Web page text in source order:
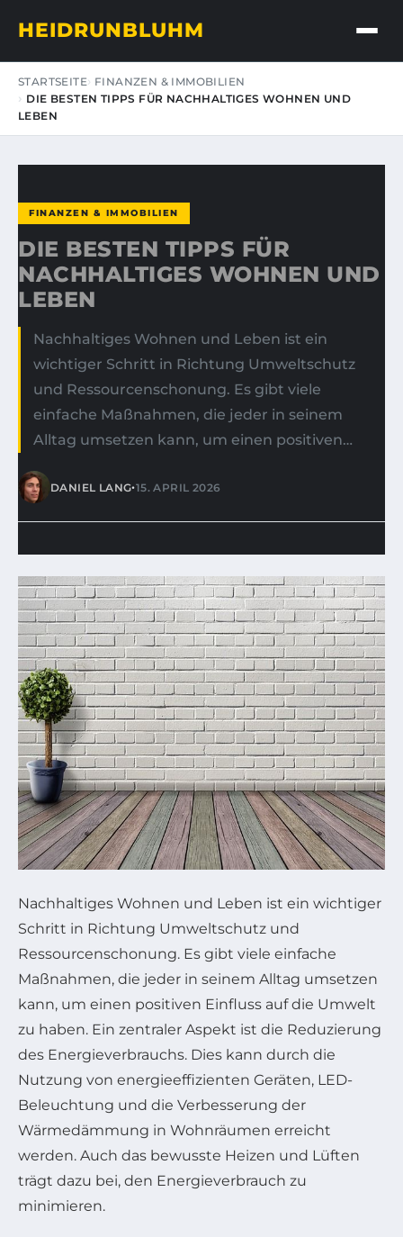
HEIDRUNBLUHM
STARTSEITE FINANZEN & IMMOBILIEN
DIE BESTEN TIPPS FÜR NACHHALTIGES WOHNEN UND
LEBEN
FINANZEN & IMMOBILIEN
DIE BESTEN TIPPS FÜR
NACHHALTIGES WOHNEN UND
LEBEN
Nachhaltiges Wohnen und Leben ist ein
wichtiger Schritt in Richtung Umweltschutz
und Ressourcenschonung. Es gibt viele
einfache Maßnahmen, die jeder in seinem
Alltag umsetzen kann, um einen positiven…
DANIEL LANG•15. APRIL 2026
Nachhaltiges Wohnen und Leben ist ein wichtiger
Schritt in Richtung Umweltschutz und
Ressourcenschonung. Es gibt viele einfache
Maßnahmen, die jeder in seinem Alltag umsetzen
kann, um einen positiven Einfluss auf die Umwelt
zu haben. Ein zentraler Aspekt ist die Reduzierung
des Energieverbrauchs. Dies kann durch die
Nutzung von energieeffizienten Geräten, LED-
Beleuchtung und die Verbesserung der
Wärmedämmung in Wohnräumen erreicht
werden. Auch das bewusste Heizen und Lüften
trägt dazu bei, den Energieverbrauch zu
minimieren.